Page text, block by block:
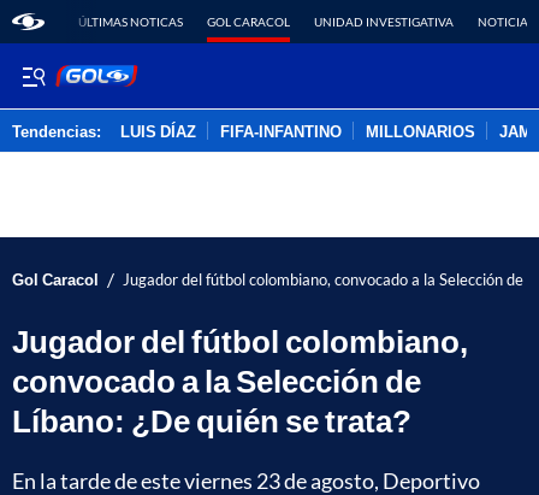
ÚLTIMAS NOTICAS GOL CARACOL UNIDAD INVESTIGATIVA NOTICIAS
Tendencias: LUIS DÍAZ FIFA-INFANTINO MILLONARIOS
Gol Caracol / Jugador del fútbol colombiano, convocado a la Selección de
Jugador del fútbol colombiano,
convocado a la Selección de
Líbano: ¿De quién se trata?
En la tarde de este viernes 23 de agosto, Deportivo